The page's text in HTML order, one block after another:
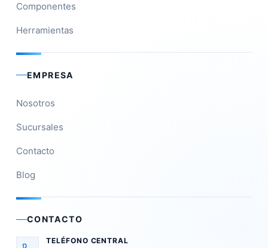
Componentes
Herramientas
EMPRESA
Nosotros
Sucursales
Contacto
Blog
CONTACTO
TELÉFONO CENTRAL